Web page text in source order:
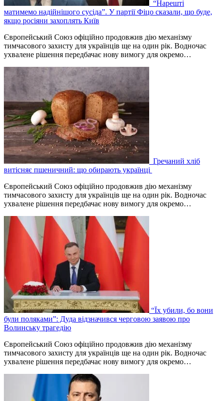
“Нарешті
матимемо надійнішого сусіда”. У партії Фіцо сказали, що буде,
якщо росіяни захоплять Київ
Європейський Союз офіційно продовжив дію механізму
тимчасового захисту для українців ще на один рік. Водночас
ухвалене рішення передбачає нову вимогу для окремо…
Гречаний хліб
витісняє пшеничний: що обирають українці
Європейський Союз офіційно продовжив дію механізму
тимчасового захисту для українців ще на один рік. Водночас
ухвалене рішення передбачає нову вимогу для окремо…
“Їх убили, бо вони
були поляками”: Дуда відзначився черговою заявою про
Волинську трагедію
Європейський Союз офіційно продовжив дію механізму
тимчасового захисту для українців ще на один рік. Водночас
ухвалене рішення передбачає нову вимогу для окремо…